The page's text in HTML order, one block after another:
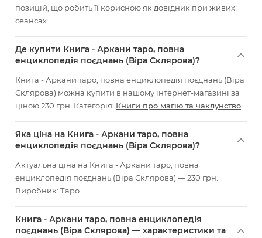
позицій, що робить її корисною як довідник при живих
сеансах.
Де купити Книга - Аркани таро, повна
енциклопедія поєднань (Віра Склярова)?
Книга - Аркани таро, повна енциклопедія поєднань (Віра
Склярова) можна купити в нашому інтернет-магазині за
ціною 230 грн. Категорія: Книги про магію та чаклунство
Яка ціна на Книга - Аркани таро, повна
енциклопедія поєднань (Віра Склярова)?
Актуальна ціна на Книга - Аркани таро, повна
енциклопедія поєднань (Віра Склярова) — 230 грн.
Виробник: Таро.
Книга - Аркани таро, повна енциклопедія
поєднань (Віра Склярова) — характеристики та